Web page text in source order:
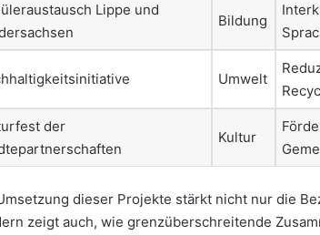
Lippe und
Bildung
Umwelt
der
Kultur
dieser Projekte stärkt nicht nur die
zeigt auch, wie grenzüberschreitende